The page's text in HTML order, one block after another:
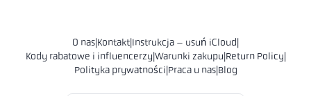
O nas|Kontakt|Instrukcja – usuń iCloud|
Kody rabatowe i influencerzy|Warunki zakupu|Return Policy|
Polityka prywatności|Praca u nas|Blog